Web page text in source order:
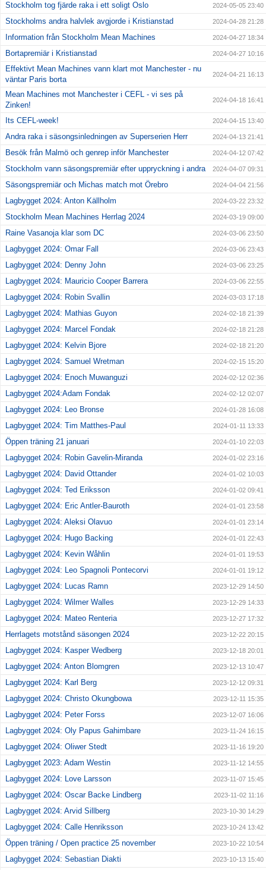
Stockholm tog fjärde raka i ett soligt Oslo 2024-05-05 23:40
Stockholms andra halvlek avgjorde i Kristianstad 2024-04-28 21:28
Information från Stockholm Mean Machines 2024-04-27 18:34
Bortapremiär i Kristianstad 2024-04-27 10:16
Effektivt Mean Machines vann klart mot Manchester - nu
väntar Paris borta
2024-04-21 16:13
Mean Machines mot Manchester i CEFL - vi ses på
Zinken!
2024-04-18 16:41
Its CEFL-week! 2024-04-15 13:40
Andra raka i säsongsinledningen av Superserien Herr 2024-04-13 21:41
Besök från Malmö och genrep inför Manchester 2024-04-12 07:42
Stockholm vann säsongspremiär efter uppryckning i andra 2024-04-07 09:31
Säsongspremiär och Michas match mot Örebro 2024-04-04 21:56
Lagbygget 2024: Anton Källholm 2024-03-22 23:32
Stockholm Mean Machines Herrlag 2024 2024-03-19 09:00
Raine Vasanoja klar som DC 2024-03-06 23:50
Lagbygget 2024: Omar Fall 2024-03-06 23:43
Lagbygget 2024: Denny John 2024-03-06 23:25
Lagbygget 2024: Mauricio Cooper Barrera 2024-03-06 22:55
Lagbygget 2024: Robin Svallin 2024-03-03 17:18
Lagbygget 2024: Mathias Guyon 2024-02-18 21:39
Lagbygget 2024: Marcel Fondak 2024-02-18 21:28
Lagbygget 2024: Kelvin Bjore 2024-02-18 21:20
Lagbygget 2024: Samuel Wretman 2024-02-15 15:20
Lagbygget 2024: Enoch Muwanguzi 2024-02-12 02:36
Lagbygget 2024:Adam Fondak 2024-02-12 02:07
Lagbygget 2024: Leo Bronse 2024-01-28 16:08
Lagbygget 2024: Tim Matthes-Paul 2024-01-11 13:33
Öppen träning 21 januari 2024-01-10 22:03
Lagbygget 2024: Robin Gavelin-Miranda 2024-01-02 23:16
Lagbygget 2024: David Ottander 2024-01-02 10:03
Lagbygget 2024: Ted Eriksson 2024-01-02 09:41
Lagbygget 2024: Eric Antler-Bauroth 2024-01-01 23:58
Lagbygget 2024: Aleksi Olavuo 2024-01-01 23:14
Lagbygget 2024: Hugo Backing 2024-01-01 22:43
Lagbygget 2024: Kevin Wåhlin 2024-01-01 19:53
Lagbygget 2024: Leo Spagnoli Pontecorvi 2024-01-01 19:12
Lagbygget 2024: Lucas Ramn 2023-12-29 14:50
Lagbygget 2024: Wilmer Walles 2023-12-29 14:33
Lagbygget 2024: Mateo Renteria 2023-12-27 17:32
Herrlagets motstånd säsongen 2024 2023-12-22 20:15
Lagbygget 2024: Kasper Wedberg 2023-12-18 20:01
Lagbygget 2024: Anton Blomgren 2023-12-13 10:47
Lagbygget 2024: Karl Berg 2023-12-12 09:31
Lagbygget 2024: Christo Okungbowa 2023-12-11 15:35
Lagbygget 2024: Peter Forss 2023-12-07 16:06
Lagbygget 2024: Oly Papus Gahimbare 2023-11-24 16:15
Lagbygget 2024: Oliwer Stedt 2023-11-16 19:20
Lagbygget 2023: Adam Westin 2023-11-12 14:55
Lagbygget 2024: Love Larsson 2023-11-07 15:45
Lagbygget 2024: Oscar Backe Lindberg 2023-11-02 11:16
Lagbygget 2024: Arvid Sillberg 2023-10-30 14:29
Lagbygget 2024: Calle Henriksson 2023-10-24 13:42
Öppen träning / Open practice 25 november 2023-10-22 10:54
Lagbygget 2024: Sebastian Diakti 2023-10-13 15:40